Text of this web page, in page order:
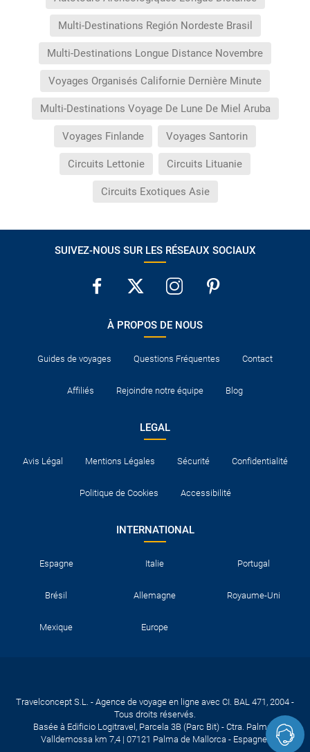
Multi-Destinations Región Nordeste Brasil
Multi-Destinations Longue Distance Novembre
Voyages Organisés Californie Dernière Minute
Multi-Destinations Voyage De Lune De Miel Aruba
Voyages Finlande Voyages Santorin
Circuits Lettonie Circuits Lituanie
Circuits Exotiques Asie
SUIVEZ-NOUS SUR LES RÉSEAUX SOCIAUX
À PROPOS DE NOUS
Guides de voyages Questions Fréquentes Contact
Affiliés Rejoindre notre équipe Blog
LEGAL
Avis Légal Mentions Légales Sécurité Confidentialité
Politique de Cookies Accessibilité
INTERNATIONAL
Espagne Italie Portugal
Brésil Allemagne Royaume-Uni
Mexique Europe
Travelconcept S.L. - Agence de voyage en ligne avec CI. BAL 471, 2004 -
Tous droits réservés.
Basée à Edificio Logitravel, Parcela 3B (Parc Bit) - Ctra. Palma -
Valldemossa km 7,4 | 07121 Palma de Mallorca - Espagne.